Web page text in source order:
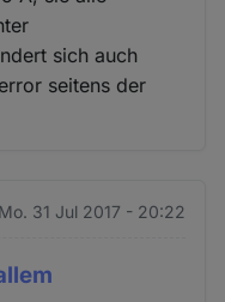
sich auch
seitens der
Mo. 31 Jul 2017 - 20:22